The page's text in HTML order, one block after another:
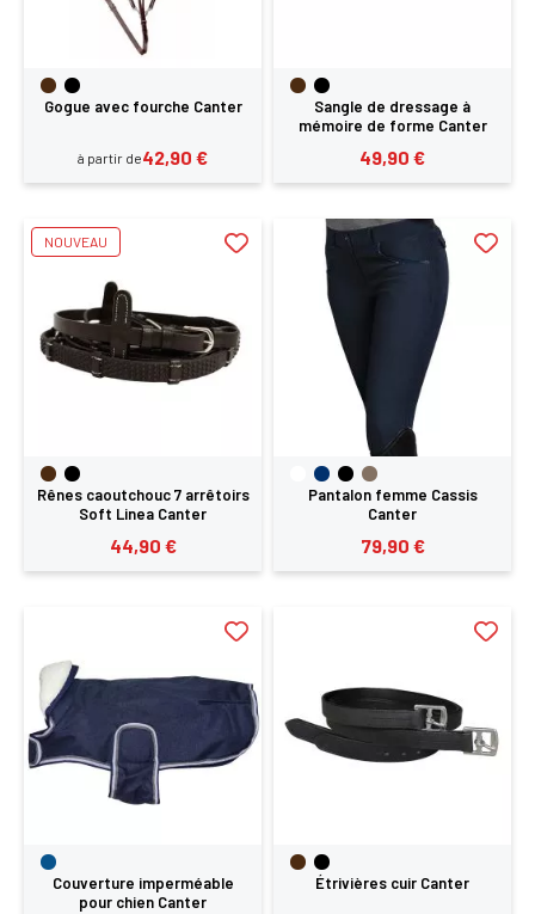
Gogue avec fourche Canter
à partir de42,90 €
Sangle de dressage à
mémoire de forme Canter
49,90 €
Rênes caoutchouc 7 arrêtoirs
Soft Linea Canter
44,90 €
NOUVEAU
Pantalon femme Cassis
Canter
79,90 €
Couverture imperméable
pour chien Canter
Étrivières cuir Canter